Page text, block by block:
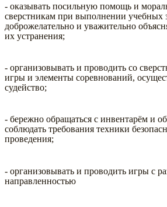
- оказывать посильную помощь и
сверстникам при выполнении учебных
доброжелательно и уважительно
их устранения;
- организовывать и проводить со
игры и элементы соревнований,
судейство;
- бережно обращаться с инвентарём и
соблюдать требования техники
проведения;
- организовывать и проводить игры с
направленностью